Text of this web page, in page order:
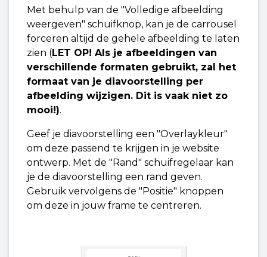
Met behulp van de "Volledige afbeelding
weergeven" schuifknop, kan je de carrousel
forceren altijd de gehele afbeelding te laten
zien (LET OP! Als je afbeeldingen van
verschillende formaten gebruikt, zal het
formaat van je diavoorstelling per
afbeelding wijzigen. Dit is vaak niet zo
mooi!).
Geef je diavoorstelling een "Overlaykleur"
om deze passend te krijgen in je website
ontwerp. Met de "Rand" schuifregelaar kan
je de diavoorstelling een rand geven.
Gebruik vervolgens de "Positie" knoppen
om deze in jouw frame te centreren.